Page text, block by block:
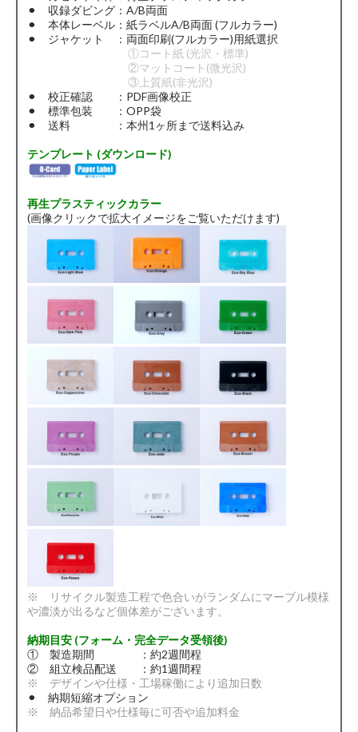
⚫︎ 収録ダビング：A/B両面
⚫︎ 本体レーベル：紙ラベルA/B両面 (フルカラー)
⚫︎ ジャケット ：両面印刷(フルカラー)用紙選択
①コート紙 (光沢・標準)
②マットコート(微光沢)
③上質紙(非光沢)
⚫︎ 校正確認 ：PDF画像校正
⚫︎ 標準包装 ：OPP袋
⚫︎ 送料 ：本州1ヶ所まで送料込み
テンプレート (ダウンロード)
再生プラスティックカラー
(画像クリックで拡大イメージをご覧いただけます)
※ リサイクル製造工程で色合いがランダムにマーブル模様
や濃淡が出るなど個体差がございます。
納期目安 (フォーム・完全データ受領後)
① 製造期間 ：約2週間程
② 組立検品配送 ：約1週間程
※ デザインや仕様・工場稼働により追加日数
⚫︎ 納期短縮オプション
※ 納品希望日や仕様毎に可否や追加料金